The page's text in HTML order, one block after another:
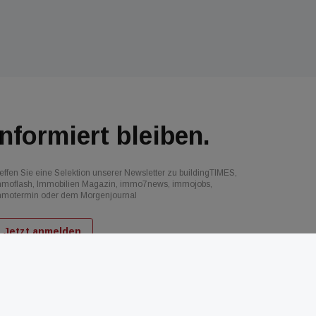
bleiben.
Sie eine Selektion unserer Newsletter zu buildingTIMES,
Immobilien Magazin, immo7news, immojobs,
oder dem Morgenjournal
Jetzt anmelden